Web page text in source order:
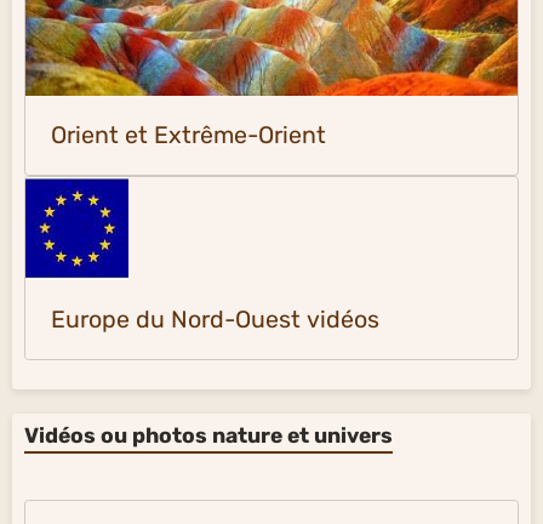
Orient et Extrême-Orient
Europe du Nord-Ouest vidéos
Vidéos ou photos nature et univers